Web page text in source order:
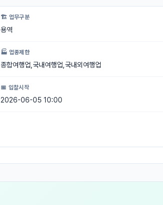
🏗 업무구분
용역
🏭 업종제한
종합여행업,국내여행업,국내외여행업
📅 입찰시작
2026-06-05 10:00